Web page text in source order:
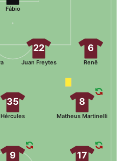
Fábio
6
Renê
22
Juan Freytes
8
Matheus Martinelli
35
Hércules
17
9